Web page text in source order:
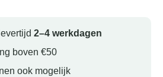
2–4 werkdagen
boven €50
ook mogelijk